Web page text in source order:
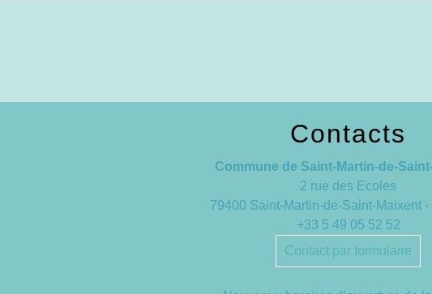
Contacts
Commune de Saint-Martin-de-
2 rue des Ecoles
79400 Saint-Martin-de-Saint-Maixent
+33 5 49 05 52 52
Contact par formulaire